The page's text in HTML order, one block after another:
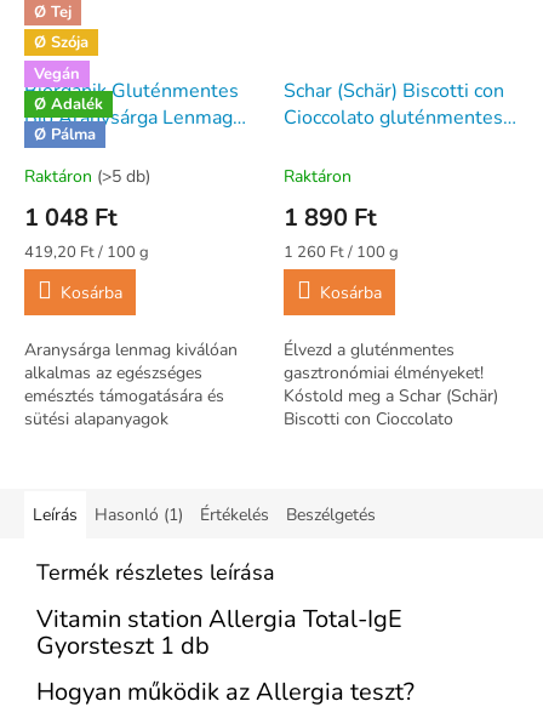
Ø Tej
Ø Szója
Vegán
Ø Adalék
Ø Pálma
Biorganik Gluténmentes
Bio Aranysárga Lenmag
250g
Raktáron (>5 db)
1 048 Ft
Egységár:
419,20 Ft / 100 g
Kosárba
Aranysárga lenmag kiválóan
alkalmas az egészséges
emésztés támogatására és
sütési alapanyagok
Schar (Schär) Biscotti con
Cioccolato gluténmentes
Raktáron
1 890 Ft
Egységár:
1 260 Ft / 100 g
Kosárba
Élvezd a gluténmentes
gasztronómiai élményeket!
Kóstold meg a Schar (Schär)
Biscotti con Cioccolato
Leírás Hasonló (1) Értékelés Beszélgetés
Termék részletes leírása
Vitamin station Allergia Total-IgE
Gyorsteszt 1 db
Hogyan működik az Allergia teszt?